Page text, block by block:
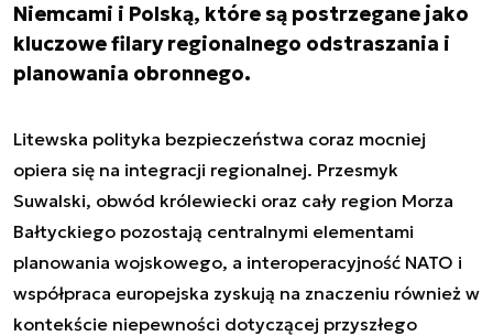
Niemcami i Polską, które są postrzegane jako
kluczowe filary regionalnego odstraszania i
planowania obronnego.
Litewska polityka bezpieczeństwa coraz mocniej
opiera się na integracji regionalnej. Przesmyk
Suwalski, obwód królewiecki oraz cały region Morza
Bałtyckiego pozostają centralnymi elementami
planowania wojskowego, a interoperacyjność NATO i
współpraca europejska zyskują na znaczeniu również w
kontekście niepewności dotyczącej przyszłego